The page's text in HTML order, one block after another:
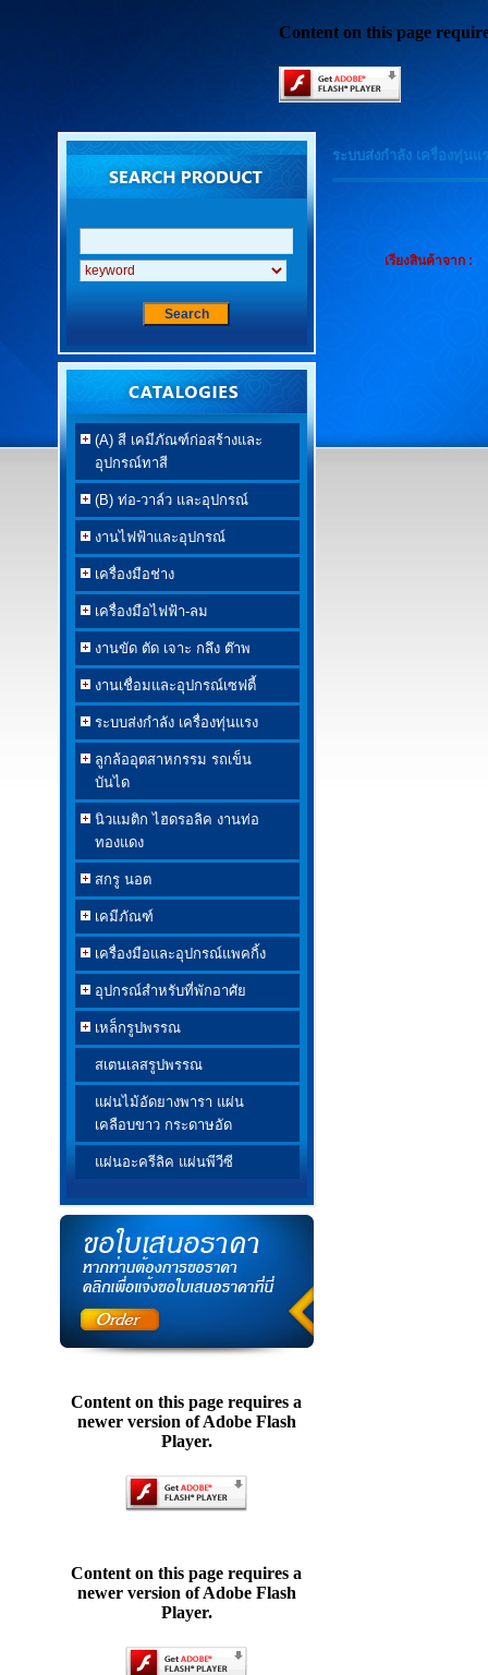
Content on this page
(A) สี เคมีภัณฑ์ก่อสร้างและ
อุปกรณ์ทาสี
(B) ท่อ-วาล์ว และอุปกรณ์
งานไฟฟ้าและอุปกรณ์
เครื่องมือช่าง
เครื่องมือไฟฟ้า-ลม
งานขัด ตัด เจาะ กลึง ต๊าพ
งานเชื่อมและอุปกรณ์เซฟตี้
ระบบส่งกำลัง เครื่องทุ่นแรง
ลูกล้ออุตสาหกรรม รถเข็น
บันได
นิวแมติก ไฮดรอลิค งานท่อ
ทองแดง
สกรู นอต
เคมีภัณฑ์
เครื่องมือและอุปกรณ์แพคกิ้ง
อุปกรณ์สำหรับที่พักอาศัย
เหล็กรูปพรรณ
สเตนเลสรูปพรรณ
แผ่นไม้อัดยางพารา แผ่น
เคลือบขาว กระดาษอัด
แผ่นอะครีลิค แผ่นพีวีซี
Content on this page requires a
newer version of Adobe Flash
Player.
Content on this page requires a
newer version of Adobe Flash
Player.
ระบบส่งกำลัง เครื่องทุ่นแ
เรียงสินค้าจาก :